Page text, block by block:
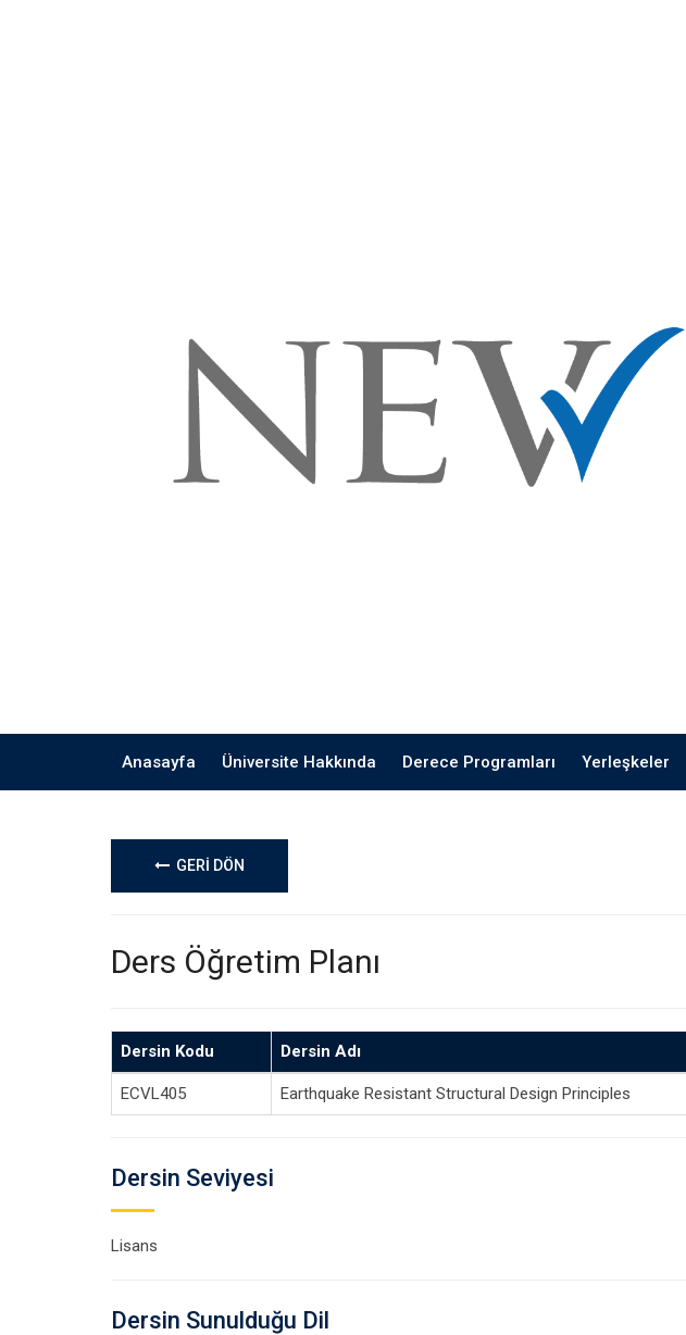
Anasayfa Üniversite Hakkında Derece Programları Yerleşkeler
GERİ DÖN
Ders Öğretim Planı
Dersin Kodu Dersin Adı
ECVL405 Earthquake Resistant Structural Design Principles
Dersin Seviyesi
Lisans
Dersin Sunulduğu Dil